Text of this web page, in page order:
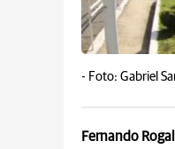
- Foto: Gabriel
Fernando